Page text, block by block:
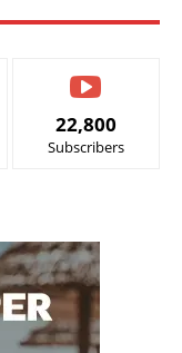
22,800
Subscribers